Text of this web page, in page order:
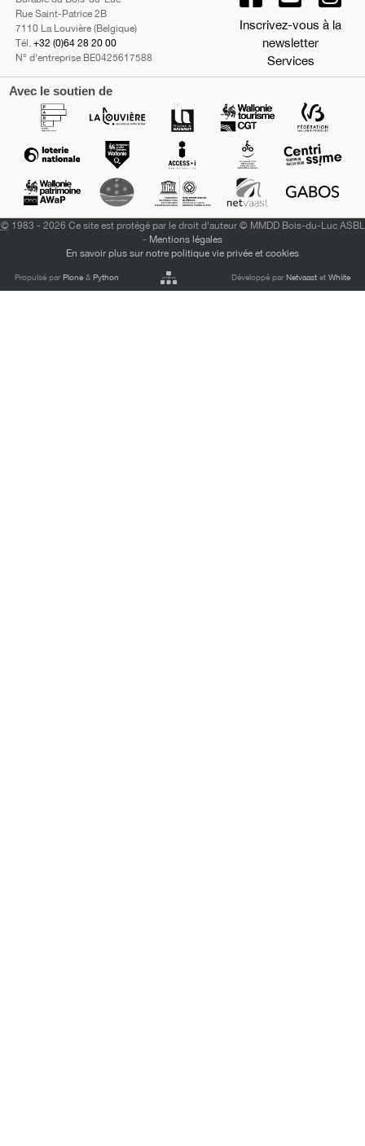
Rue Saint-Patrice 2B
7110 La Louvière (Belgique)
Tél. +32 (0)64 28 20 00
N° d'entreprise BE0425617588
Inscrivez-vous à la
newsletter
Services
Avec le soutien de
©1983 - 2026 Ce site est protégé par le droit d'auteur © MMDD Bois-du-Luc ASBL
- Mentions légales
En savoir plus sur notre politique vie privée et cookies
Propulsé parPlone &Python Développé parNetvaastet Whiite